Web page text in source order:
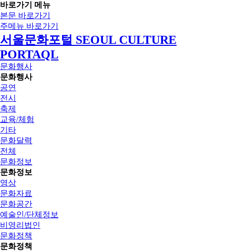
바로가기 메뉴
본문 바로가기
주메뉴 바로가기
서울문화포털 SEOUL CULTURE
PORTAQL
문화행사
문화행사
공연
전시
축제
교육/체험
기타
문화달력
전체
문화정보
문화정보
영상
문화자료
문화공간
예술인/단체정보
비영리법인
문화정책
문화정책